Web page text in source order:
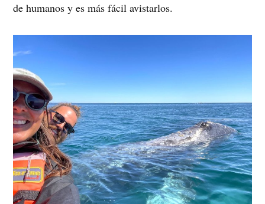
de humanos y es más fácil avistarlos.